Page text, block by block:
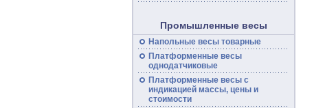
Промышленные весы
Напольные весытоварные
Платформенные весы
однодатчиковые
Платформенные весыс
индикацией массы, цены и
стоимости